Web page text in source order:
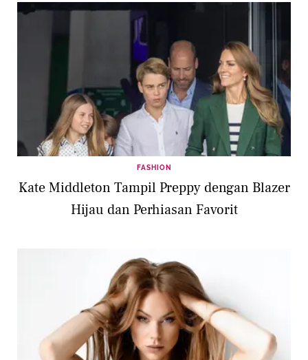
FASHION
Kate Middleton Tampil Preppy dengan Blazer
Hijau dan Perhiasan Favorit